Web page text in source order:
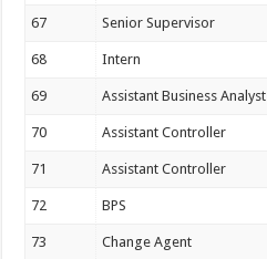
67 Senior Supervisor
68 Intern
69 Assistant Business Analyst
70 Assistant Controller
71 Assistant Controller
72 BPS
73 Change Agent